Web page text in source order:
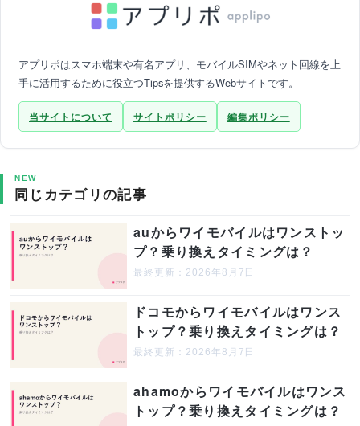
アプリポはスマホ端末や有名アプリ、モバイルSIMやネット回線を上
手に活用するために役立つTipsを提供するWebサイトです。
当サイトについて サイトポリシー 編集ポリシー
NEW
同じカテゴリの記事
auからワイモバイルはワンストッ
プ？乗り換えタイミングは？
最終更新：2026年8月7日
ドコモからワイモバイルはワンス
トップ？乗り換えタイミングは？
最終更新：2026年8月7日
ahamoからワイモバイルはワンス
トップ？乗り換えタイミングは？